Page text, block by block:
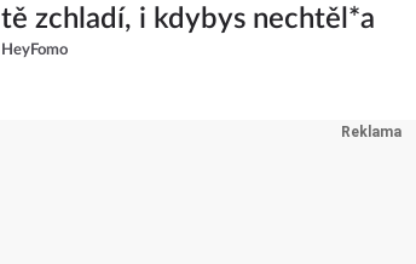
tě zchladí, i kdybys nechtěl*a
HeyFomo